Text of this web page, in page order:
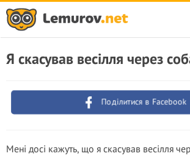
Я скасував весілля через
Поділитися в Facebook
Мені досі кажуть, що я скасував весілля